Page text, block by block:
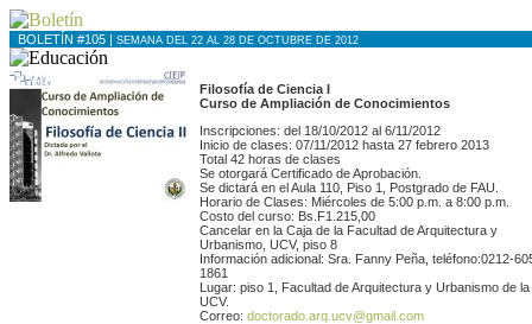
BOLETÍN #105 | SEMANA DEL 22 AL 28 DE OCTUBRE DE 2012
Filosofía de Ciencia I
Curso de Ampliación de Conocimientos
Inscripciones: del 18/10/2012 al 6/11/2012
Inicio de clases: 07/11/2012 hasta 27 febrero 2013
Total 42 horas de clases
Se otorgará Certificado de Aprobación.
Se dictará en el Aula 110, Piso 1, Postgrado de FAU.
Horario de Clases: Miércoles de 5:00 p.m. a 8:00 p.m.
Costo del curso: Bs.F1.215,00
Cancelar en la Caja de la Facultad de Arquitectura y
Urbanismo, UCV, piso 8
Información adicional: Sra. Fanny Peña, teléfono:0212-
1861
Lugar: piso 1, Facultad de Arquitectura y Urbanismo de la
UCV.
Correo: doctorado.arq.ucv@gmail.com